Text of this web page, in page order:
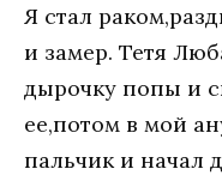
Я стал
и замер. Тетя
дырочку попы и
ее,потом в мой
пальчик и начал